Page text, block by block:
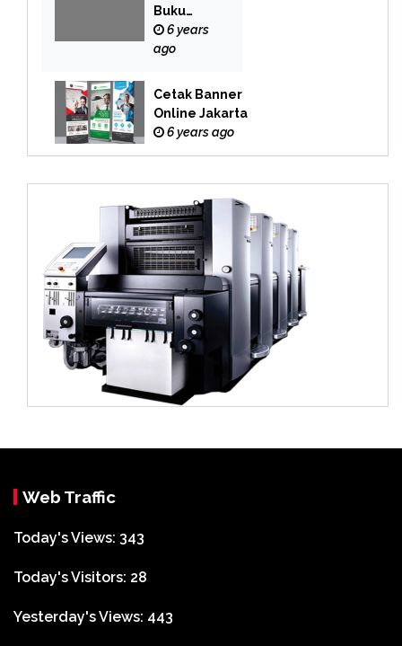
Buku
Yasin
Online
6 years
ago
Cetak Banner
Online Jakarta
6 years ago
Web Traffic
Today's Views: 343
Today's Visitors: 28
Yesterday's Views: 443